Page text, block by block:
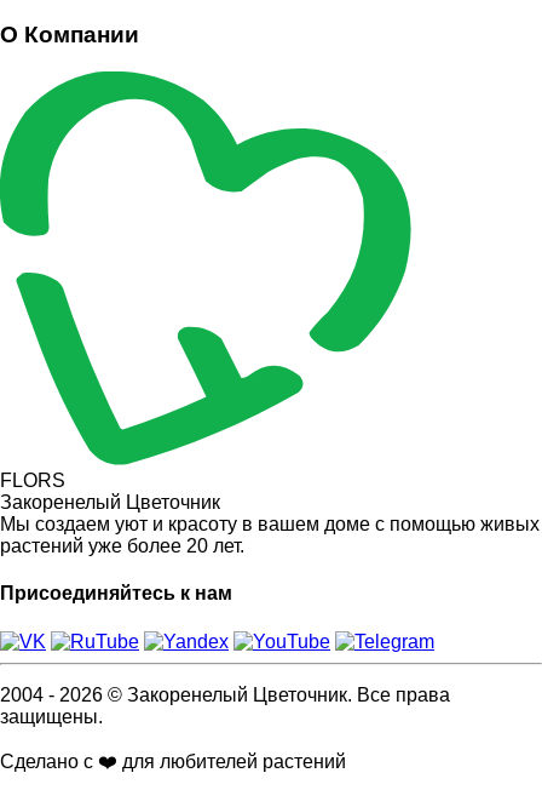
О Компании
FLORS
Закоренелый Цветочник
Мы создаем уют и красоту в вашем доме с помощью живых
растений уже более 20 лет.
Присоединяйтесь к нам
2004 - 2026 © Закоренелый Цветочник. Все права
защищены.
Сделано с ❤️ для любителей растений